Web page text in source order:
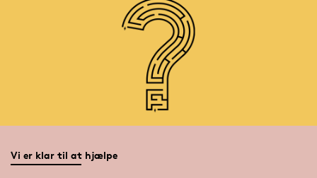
Vi er klar til at hjælpe